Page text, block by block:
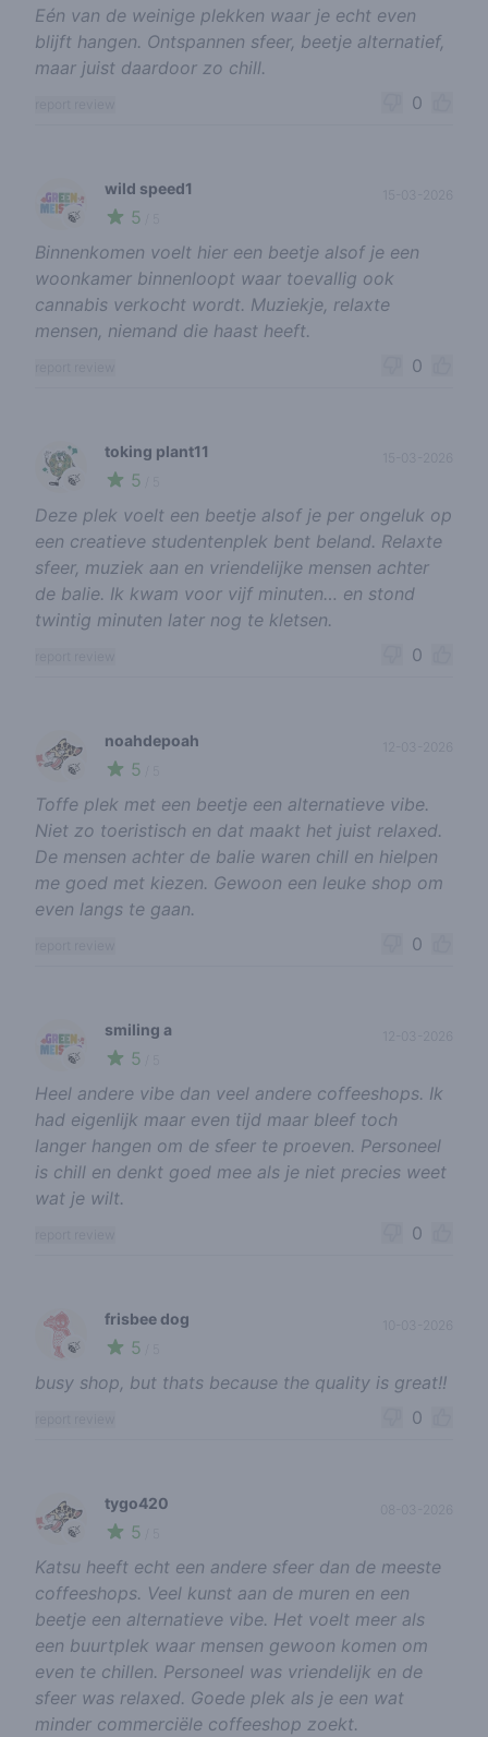
Eén van de weinige plekken waar je echt even
blijft hangen. Ontspannen sfeer, beetje alternatief,
maar juist daardoor zo chill.
0
🍃
wild speed1
5
15-03-2026
Binnenkomen voelt hier een beetje alsof je een
woonkamer binnenloopt waar toevallig ook
cannabis verkocht wordt. Muziekje, relaxte
mensen, niemand die haast heeft.
0
🍃
toking plant11
5
15-03-2026
Deze plek voelt een beetje alsof je per ongeluk op
een creatieve studentenplek bent beland. Relaxte
sfeer, muziek aan en vriendelijke mensen achter
de balie. Ik kwam voor vijf minuten… en stond
twintig minuten later nog te kletsen.
0
🍃
noahdepoah
5
12-03-2026
Toffe plek met een beetje een alternatieve vibe.
Niet zo toeristisch en dat maakt het juist relaxed.
De mensen achter de balie waren chill en hielpen
me goed met kiezen. Gewoon een leuke shop om
even langs te gaan.
0
🍃
smiling a
5
12-03-2026
Heel andere vibe dan veel andere coffeeshops. Ik
had eigenlijk maar even tijd maar bleef toch
langer hangen om de sfeer te proeven. Personeel
is chill en denkt goed mee als je niet precies weet
wat je wilt.
0
🍃
frisbee dog
5
10-03-2026
busy shop, but thats because the quality is great!!
0
🍃
tygo420
5
08-03-2026
Katsu heeft echt een andere sfeer dan de meeste
coffeeshops. Veel kunst aan de muren en een
beetje een alternatieve vibe. Het voelt meer als
een buurtplek waar mensen gewoon komen om
even te chillen. Personeel was vriendelijk en de
sfeer was relaxed. Goede plek als je een wat
minder commerciële coffeeshop zoekt.